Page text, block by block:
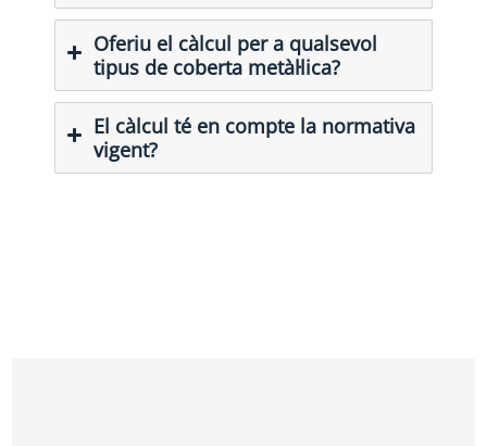
Oferiu el càlcul per a qualsevol
tipus de coberta metàl·lica?
El càlcul té en compte la normativa
vigent?